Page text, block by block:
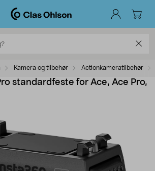
Kamera og tilbehør Actionkameratilbehør
standardfeste for Ace, Ace Pro,